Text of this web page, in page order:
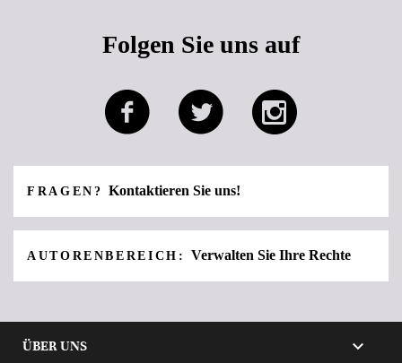
Folgen Sie uns auf
FRAGEN?Kontaktieren Sie uns!
AUTORENBEREICH:Verwalten Sie Ihre Rechte
ÜBER UNS 